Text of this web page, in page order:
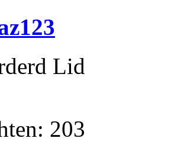
Lid
203